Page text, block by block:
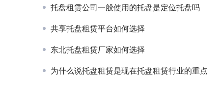
托盘租赁公司一般使用的托盘是定位托盘吗
共享托盘租赁平台如何选择
东北托盘租赁厂家如何选择
为什么说托盘租赁是现在托盘租赁行业的重点